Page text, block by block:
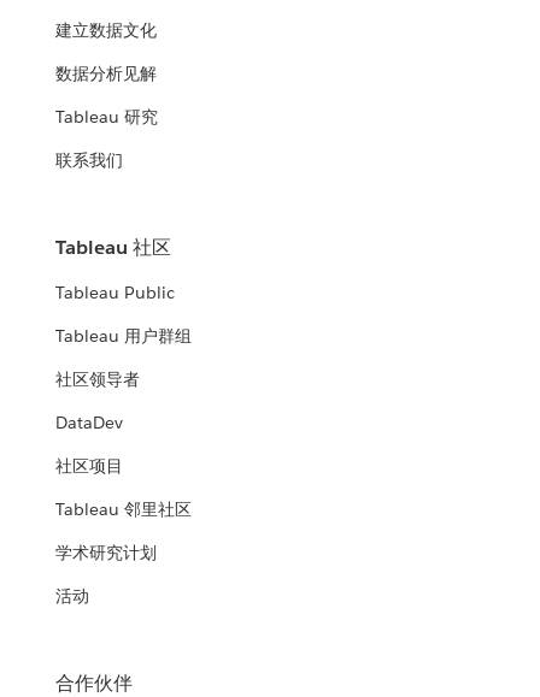
建立数据文化
数据分析见解
Tableau 研究
联系我们
Tableau 社区
Tableau Public
Tableau 用户群组
社区领导者
DataDev
社区项目
Tableau 邻里社区
学术研究计划
活动
合作伙伴